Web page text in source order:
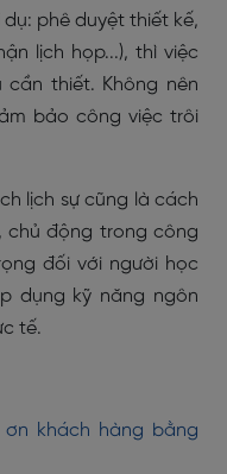
phê duyệt thiết kế,
lịch họp...), thì việc
thiết. Không nên
bảo công việc trôi
lịch sự cũng là cách
chủ động trong công
đối với người học
dụng kỹ năng ngôn
tế.
ơn khách hàng bằng